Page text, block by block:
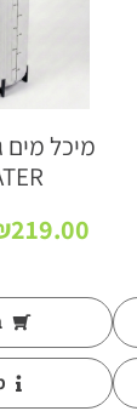
מיכל מים
219.00